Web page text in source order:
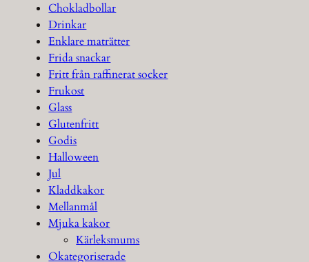
Chokladbollar
Drinkar
Enklare maträtter
Frida snackar
Fritt från raffinerat socker
Frukost
Glass
Glutenfritt
Godis
Halloween
Jul
Kladdkakor
Mellanmål
Mjuka kakor
Kärleksmums
Okategoriserade